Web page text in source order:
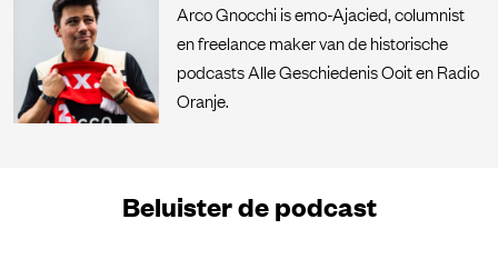
Arco Gnocchi is emo-Ajacied, columnist
en freelance maker van de historische
podcasts Alle Geschiedenis Ooit en Radio
Oranje.
Beluister de podcast